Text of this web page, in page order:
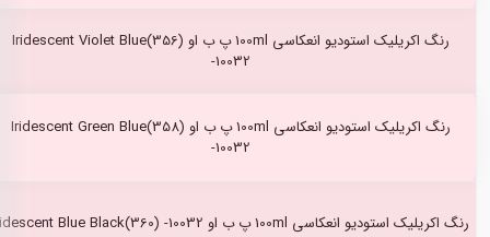
رنگ اکریلیک استودیو انعکاسی 100ml پ ب او Iridescent Violet Blue(356)
-10032
رنگ اکریلیک استودیو انعکاسی 100ml پ ب او Iridescent Green Blue(358)
-10032
رنگ اکریلیک استودیو انعکاسی 100ml پ ب او Iridescent Blue Black(360) -10032